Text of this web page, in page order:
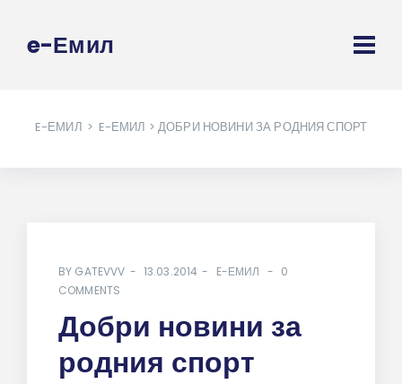
e-Емил
E-ЕМИЛ > E-ЕМИЛ > ДОБРИ НОВИНИ ЗА РОДНИЯ СПОРТ
BY GATEVVV 13.03.2014 E-ЕМИЛ
0
COMMENTS
Добри новини за
родния спорт